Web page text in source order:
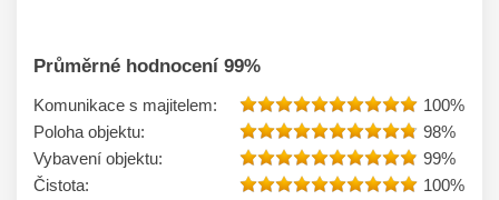
Průměrné hodnocení 99%
Komunikace s majitelem: 100%
Poloha objektu:
98%
Vybavení objektu:
99%
Čistota:
100%